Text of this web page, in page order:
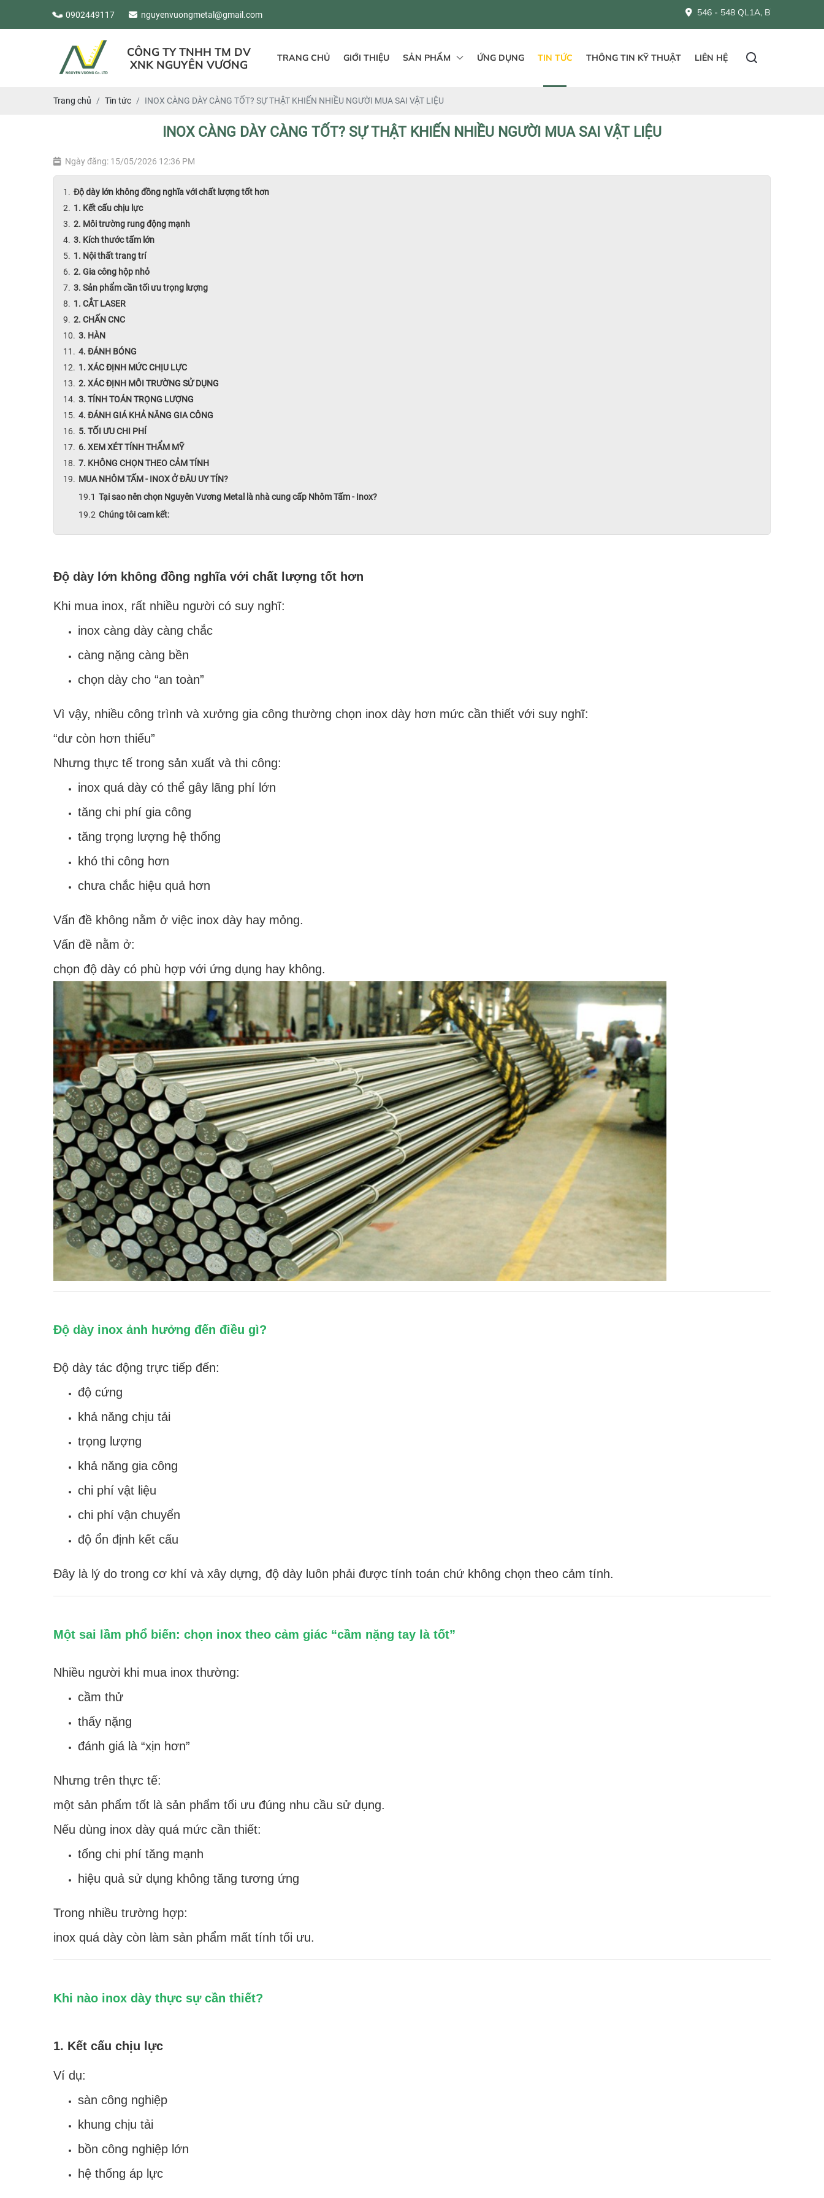
0902449117 nguyenvuongmetal@gmail.com 546 - 548 QL1A, Bình Hưng Hoà B, Bình
CÔNG TY TNHH TM DV
XNK NGUYÊN VƯƠNG
TRANG CHỦ GIỚI THIỆU SẢN PHẨM ỨNG DỤNG TIN TỨC THÔNG TIN KỸ THUẬT LIÊN HỆ
Trang chủ Tin tức INOX CÀNG DÀY CÀNG TỐT? SỰ THẬT KHIẾN NHIỀU NGƯỜI MUA SAI VẬT LIỆU
INOX CÀNG DÀY CÀNG TỐT? SỰ THẬT KHIẾN NHIỀU NGƯỜI MUA SAI VẬT LIỆU
Ngày đăng: 15/05/2026 12:36 PM
Độ dày lớn không đồng nghĩa với chất lượng tốt hơn
1. Kết cấu chịu lực
2. Môi trường rung động mạnh
3. Kích thước tấm lớn
1. Nội thất trang trí
2. Gia công hộp nhỏ
3. Sản phẩm cần tối ưu trọng lượng
1. CẮT LASER
2. CHẤN CNC
3. HÀN
4. ĐÁNH BÓNG
1. XÁC ĐỊNH MỨC CHỊU LỰC
2. XÁC ĐỊNH MÔI TRƯỜNG SỬ DỤNG
3. TÍNH TOÁN TRỌNG LƯỢNG
4. ĐÁNH GIÁ KHẢ NĂNG GIA CÔNG
5. TỐI ƯU CHI PHÍ
6. XEM XÉT TÍNH THẨM MỸ
7. KHÔNG CHỌN THEO CẢM TÍNH
MUA NHÔM TẤM - INOX Ở ĐÂU UY TÍN?
Tại sao nên chọn Nguyên Vương Metal là nhà cung cấp Nhôm Tấm - Inox?
Chúng tôi cam kết:
Độ dày lớn không đồng nghĩa với chất lượng tốt hơn
Khi mua inox, rất nhiều người có suy nghĩ:
inox càng dày càng chắc
càng nặng càng bền
chọn dày cho “an toàn”
Vì vậy, nhiều công trình và xưởng gia công thường chọn inox dày hơn mức cần thiết với suy nghĩ:
“dư còn hơn thiếu”
Nhưng thực tế trong sản xuất và thi công:
inox quá dày có thể gây lãng phí lớn
tăng chi phí gia công
tăng trọng lượng hệ thống
khó thi công hơn
chưa chắc hiệu quả hơn
Vấn đề không nằm ở việc inox dày hay mỏng.
Vấn đề nằm ở:
chọn độ dày có phù hợp với ứng dụng hay không.
Độ dày inox ảnh hưởng đến điều gì?
Độ dày tác động trực tiếp đến:
độ cứng
khả năng chịu tải
trọng lượng
khả năng gia công
chi phí vật liệu
chi phí vận chuyển
độ ổn định kết cấu
Đây là lý do trong cơ khí và xây dựng, độ dày luôn phải được tính toán chứ không chọn theo cảm tính.
Một sai lầm phổ biến: chọn inox theo cảm giác “cầm nặng tay là tốt”
Nhiều người khi mua inox thường:
cầm thử
thấy nặng
đánh giá là “xịn hơn”
Nhưng trên thực tế:
một sản phẩm tốt là sản phẩm tối ưu đúng nhu cầu sử dụng.
Nếu dùng inox dày quá mức cần thiết:
tổng chi phí tăng mạnh
hiệu quả sử dụng không tăng tương ứng
Trong nhiều trường hợp:
inox quá dày còn làm sản phẩm mất tính tối ưu.
Khi nào inox dày thực sự cần thiết?
1. Kết cấu chịu lực
Ví dụ:
sàn công nghiệp
khung chịu tải
bồn công nghiệp lớn
hệ thống áp lực